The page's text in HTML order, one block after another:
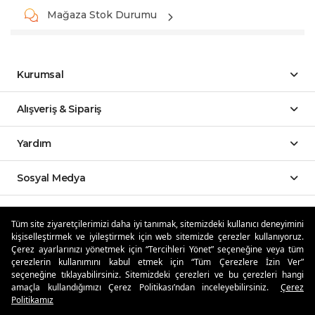
Tüm site ziyaretçilerimizi daha iyi tanımak, sitemizdeki kullanıcı deneyimini
kişiselleştirmek ve iyileştirmek için web sitemizde çerezler kullanıyoruz.
Çerez ayarlarınızı yönetmek için “Tercihleri Yönet” seçeneğine veya tüm
çerezlerin kullanımını kabul etmek için “Tüm Çerezlere İzin Ver”
seçeneğine tıklayabilirsiniz. Sitemizdeki çerezleri ve bu çerezleri hangi
amaçla kullandığımızı Çerez Politikası’ndan inceleyebilirsiniz.
Çerez
Politikamız
Mağaza Stok Durumu
Kurumsal
Alışveriş & Sipariş
Yardım
Sosyal Medya
Özdilekteyim'de Taksit Avantajları
Güvenli Alışveriş